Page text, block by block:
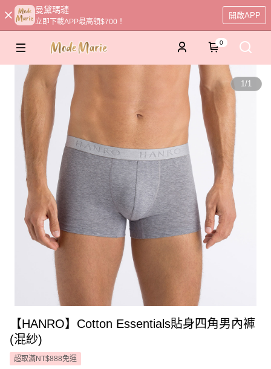
曼黛瑪璉
立即下載APP最高領$700！
開啟APP
0
1/1
【HANRO】Cotton Essentials貼身四角男內褲
(混紗)
超取滿NT$888免運